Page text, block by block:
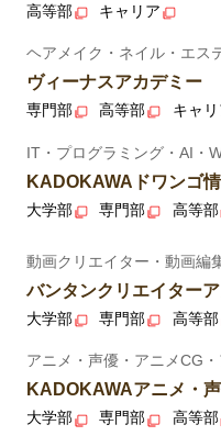
高等部 キャリア
ヘアメイク・ネイル・エス
ヴィーナスアカデミー
専門部 高等部 キャ
IT・プログラミング・AI・
KADOKAWAドワンゴ
大学部 専門部 高等部
動画クリエイター・動画編
バンタンクリエイター
大学部 専門部 高等部
アニメ・声優・アニメCG
KADOKAWAアニメ・
大学部 専門部 高等部